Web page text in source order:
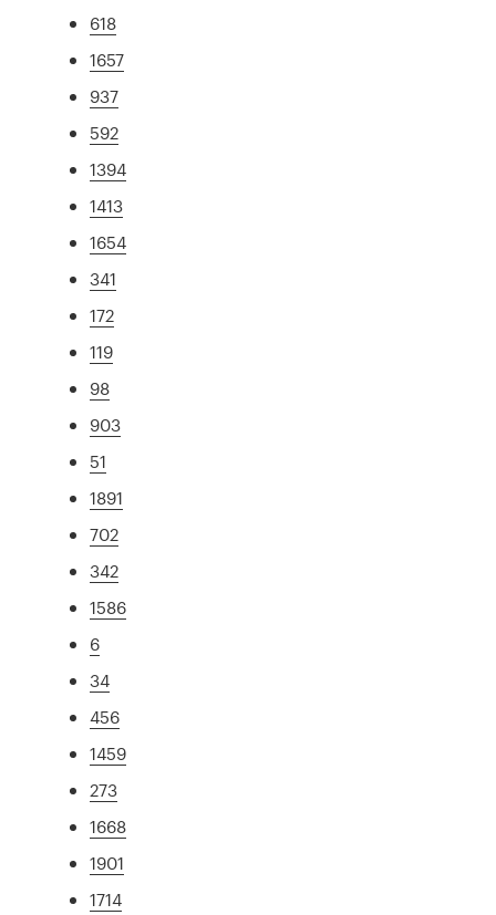
618
1657
937
592
1394
1413
1654
341
172
119
98
903
51
1891
702
342
1586
6
34
456
1459
273
1668
1901
1714